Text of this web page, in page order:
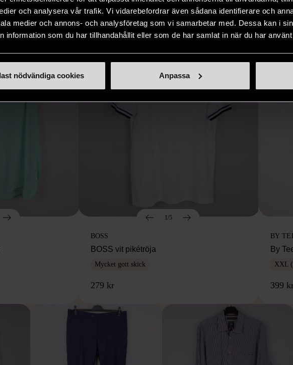
och analysera vår trafik. Vi vidarebefordrar även sådana identifierare och
medier och annons- och analysföretag som vi samarbetar med. Dessa kan i
information som du har tillhandahållit eller som de har samlat in när du har
nödvändiga cookies Anpassa
Hitta produkter som påminner om denna
1/5
BOSS
BOSS vit pikétröja
Mycket gott skick
279 kr
BY
By
XXL
399